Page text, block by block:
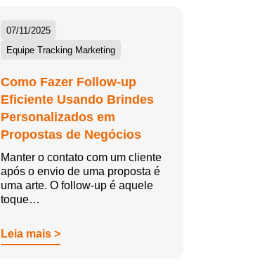
07/11/2025
Equipe Tracking Marketing
Como Fazer Follow-up
Eficiente Usando Brindes
Personalizados em
Propostas de Negócios
Manter o contato com um cliente
após o envio de uma proposta é
uma arte. O follow-up é aquele
toque…
Leia mais >